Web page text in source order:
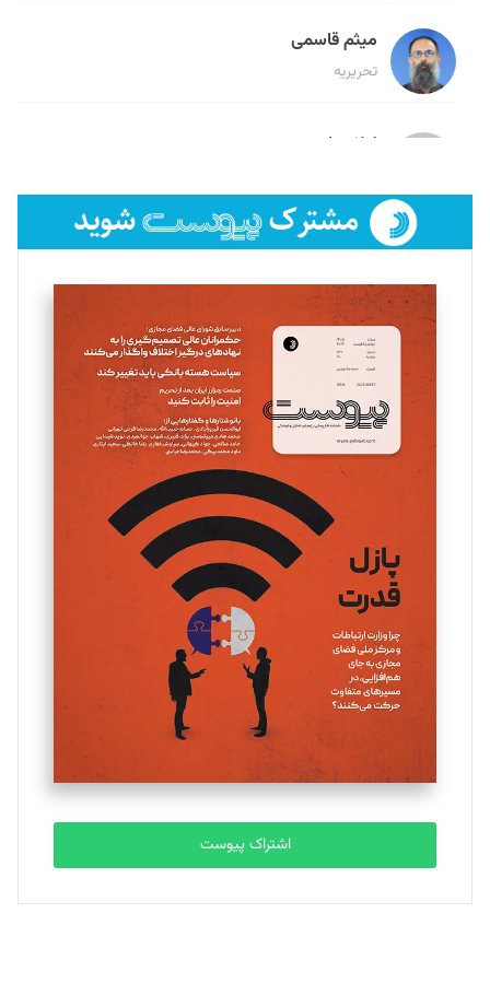
میثم قاسمی
تحریریه
لیلا حنارود
فائزه فتحی رستمی
تحریریه
سروش کرمیان
تحریریه
مینا پاکدل
یسنا امان‌پور
تحریریه
ملینا جعفری
تحریریه
مصطفی مسجدی آرانی
تحریریه
بابک نقاش
تحریریه
اشتراک پیوست